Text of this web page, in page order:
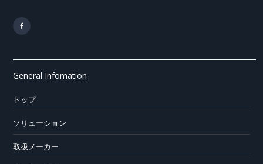
General Infomation
トップ
ソリューション
取扱メーカー